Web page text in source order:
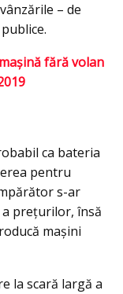
– de
fără volan
ca bateria
pentru
s-ar
prețurilor, însă
mașini
la scară largă a